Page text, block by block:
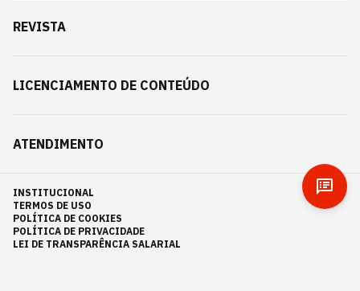
REVISTA
LICENCIAMENTO DE CONTEÚDO
ATENDIMENTO
INSTITUCIONAL
TERMOS DE USO
POLÍTICA DE COOKIES
POLÍTICA DE PRIVACIDADE
LEI DE TRANSPARÊNCIA SALARIAL